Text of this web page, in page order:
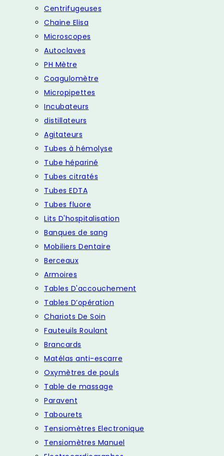
Centrifugeuses
Chaine Elisa
Microscopes
Autoclaves
PH Mètre
Coagulomètre
Micropipettes
Incubateurs
distillateurs
Agitateurs
Tubes à hémolyse
Tube hépariné
Tubes citratés
Tubes EDTA
Tubes fluore
Lits D'hospitalisation
Banques de sang
Mobiliers Dentaire
Berceaux
Armoires
Tables D'accouchement
Tables D’opération
Chariots De Soin
Fauteuils Roulant
Brancards
Matélas anti-escarre
Oxymètres de pouls
Table de massage
Paravent
Tabourets
Tensiomètres Electronique
Tensiomètres Manuel